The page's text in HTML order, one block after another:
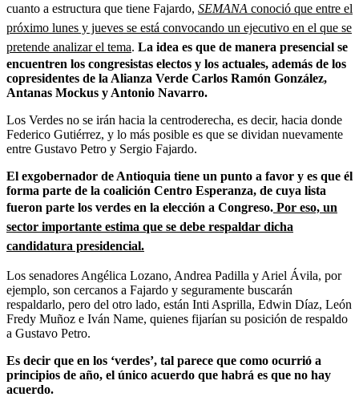
cuanto a estructura que tiene Fajardo, SEMANA conoció que entre el
próximo lunes y jueves se está convocando un ejecutivo en el que se
pretende analizar el tema. La idea es que de manera presencial se
encuentren los congresistas electos y los actuales, además de los
copresidentes de la Alianza Verde Carlos Ramón González,
Antanas Mockus y Antonio Navarro.
Los Verdes no se irán hacia la centroderecha, es decir, hacia donde
Federico Gutiérrez, y lo más posible es que se dividan nuevamente
entre Gustavo Petro y Sergio Fajardo.
El exgobernador de Antioquia tiene un punto a favor y es que él
forma parte de la coalición Centro Esperanza, de cuya lista
fueron parte los verdes en la elección a Congreso. Por eso, un
sector importante estima que se debe respaldar dicha
candidatura presidencial.
Los senadores Angélica Lozano, Andrea Padilla y Ariel Ávila, por
ejemplo, son cercanos a Fajardo y seguramente buscarán
respaldarlo, pero del otro lado, están Inti Asprilla, Edwin Díaz, León
Fredy Muñoz e Iván Name, quienes fijarían su posición de respaldo
a Gustavo Petro.
Es decir que en los ‘verdes’, tal parece que como ocurrió a
principios de año, el único acuerdo que habrá es que no hay
acuerdo.